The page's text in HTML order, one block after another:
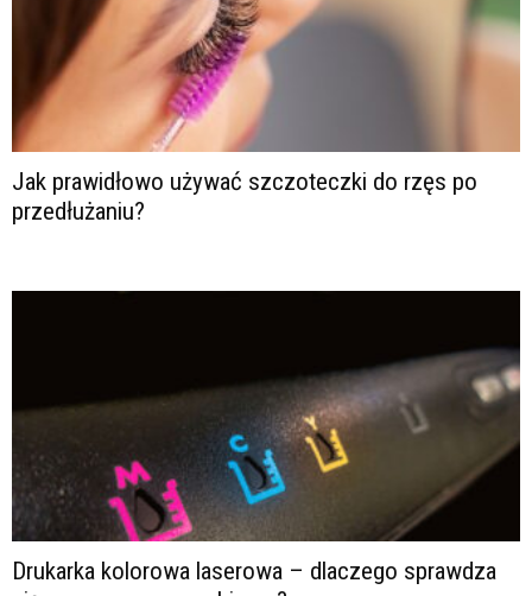
Jak prawidłowo używać szczoteczki do rzęs po
przedłużaniu?
Drukarka kolorowa laserowa – dlaczego sprawdza